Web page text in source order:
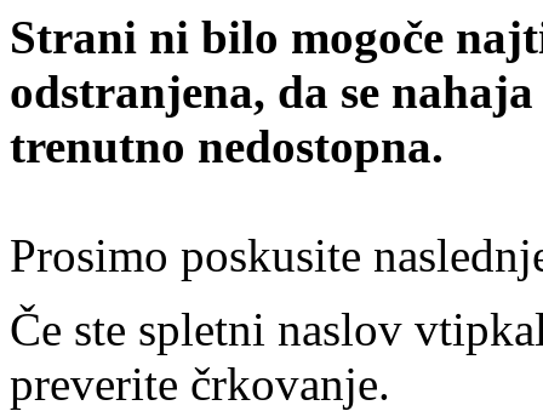
Strani ni bilo mogoče
odstranjena, da se
trenutno nedostopna.
Prosimo poskusite
Če ste spletni naslov
preverite črkovanje.